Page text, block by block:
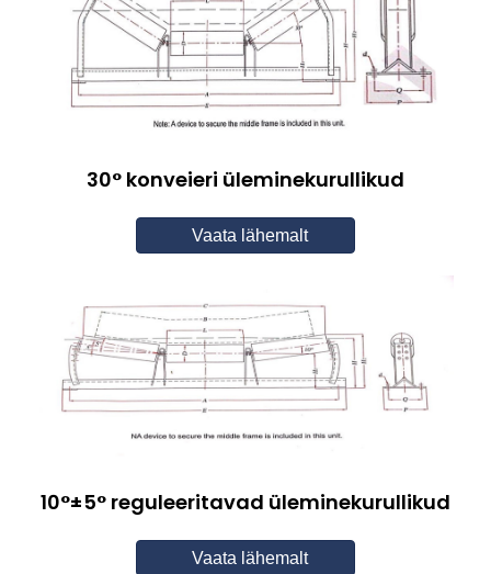
30° konveieri üleminekurullikud
Vaata lähemalt
10°±5° reguleeritavad üleminekurullikud
Vaata lähemalt